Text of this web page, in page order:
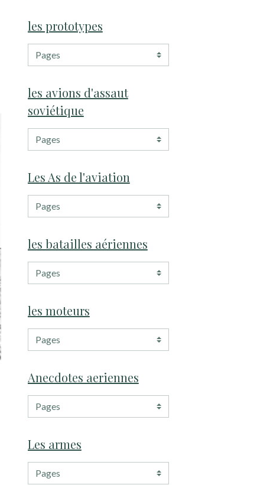
les prototypes
les avions d'assaut
soviétique
Les As de l'aviation
les batailles aériennes
les moteurs
Anecdotes aeriennes
Les armes